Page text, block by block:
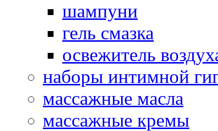
шампуни
гель смазка
освежитель
наборы интимной
массажные масла
массажные кремы